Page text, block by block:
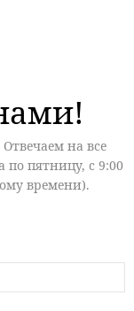
на все
по пятницу, с 9:00
времени).